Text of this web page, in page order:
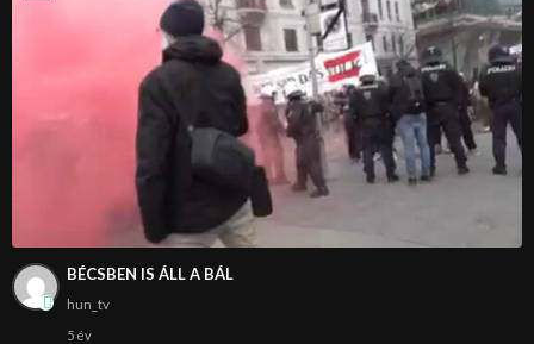
BÉCSBEN IS ÁLL A BÁL
hun_tv
5 év